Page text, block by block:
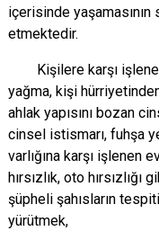
içerisinde yaşamasının
etmektedir.
Kişilere karşı
yağma, kişi
ahlak yapısını bozan
cinsel istismarı, fuhşa
varlığına karşı işlenen
hırsızlık, oto hırsızlığı
şüpheli şahısların
yürütmek,